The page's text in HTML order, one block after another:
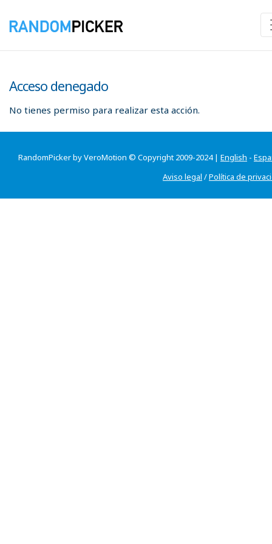
Acceso denegado
No tienes permiso para realizar esta acción.
RandomPicker by VeroMotion © Copyright 2009-2024 | English -
Aviso legal /Política de